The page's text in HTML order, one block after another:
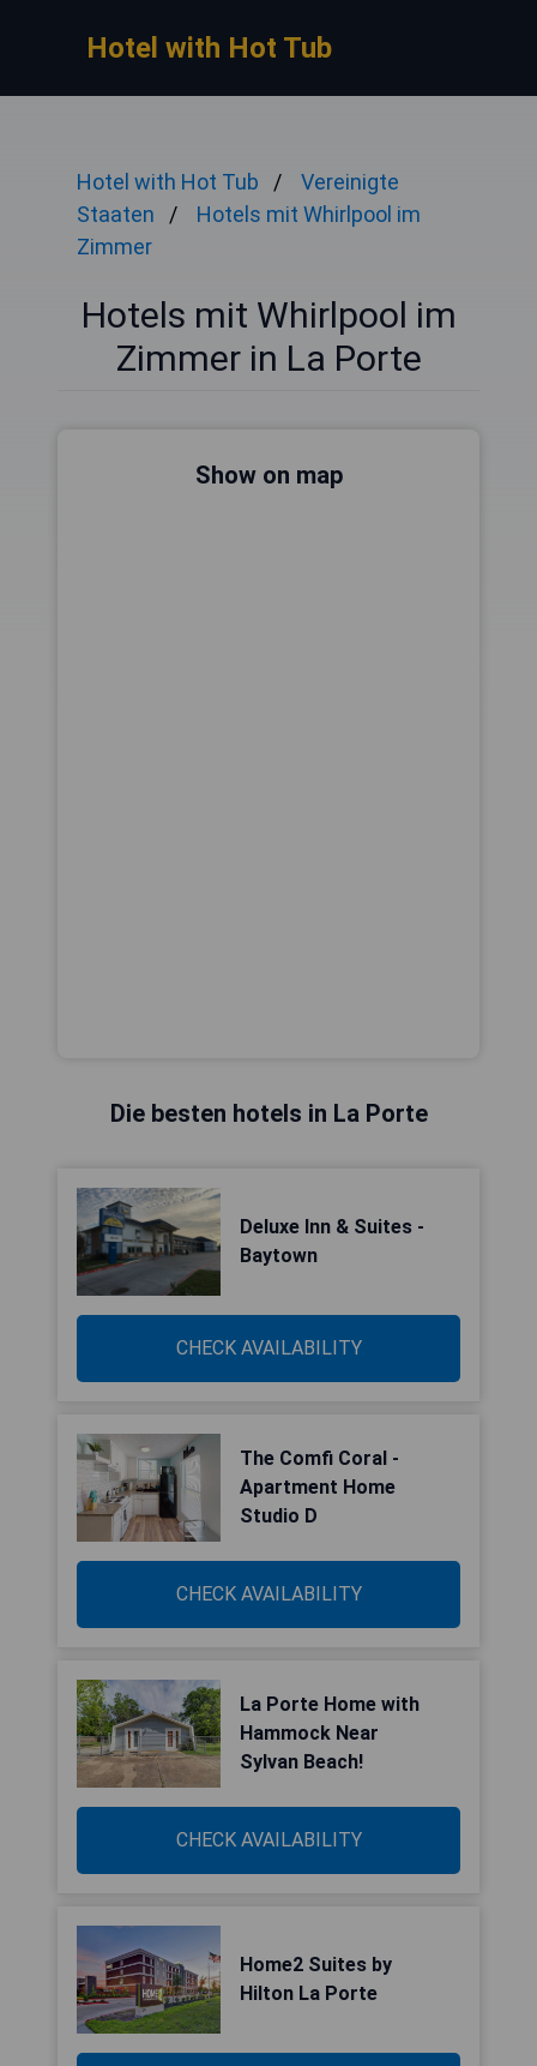
Hotel with Hot Tub
Hotel with Hot Tub
Vereinigte
Staaten
Hotels mit Whirlpool im
Zimmer
Hotels mit Whirlpool im
Zimmer in La Porte
Show on map
Die besten hotels in La Porte
Deluxe Inn & Suites -
Baytown
CHECK AVAILABILITY
The Comfi Coral -
Apartment Home
Studio D
CHECK AVAILABILITY
La Porte Home with
Hammock Near
Sylvan Beach!
CHECK AVAILABILITY
Home2 Suites by
Hilton La Porte